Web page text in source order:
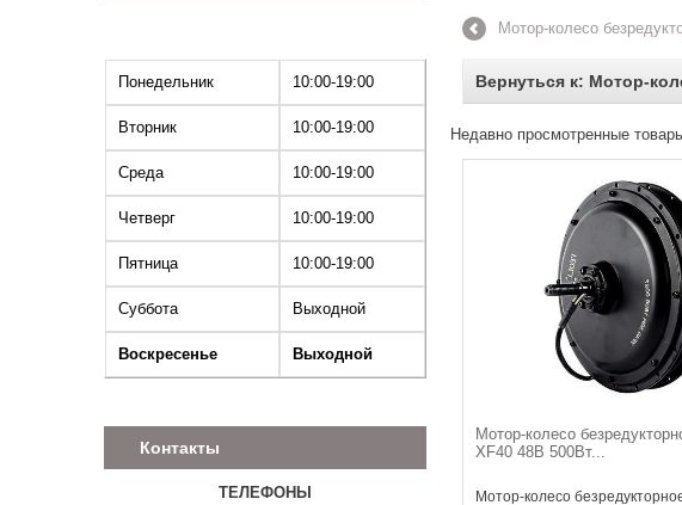
Понедельник 10:00-19:00
Вторник 10:00-19:00
Среда 10:00-19:00
Четверг 10:00-19:00
Пятница 10:00-19:00
Суббота Выходной
Воскресенье Выходной
Контакты
ТЕЛЕФОНЫ
Мотор-колесо
Вернуться к: Мотор-
Недавно просмотренные
Мотор-колесо
XF40 48В 500Вт...
Мотор-колесо